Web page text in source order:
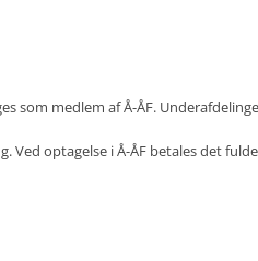
som medlem af Å-ÅF.
Ved optagelse i Å-ÅF betales det